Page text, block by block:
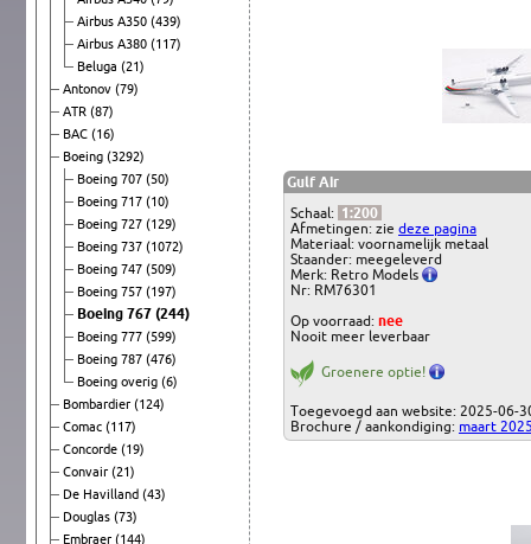
Airbus A350 (439)
Airbus A380 (117)
Beluga (21)
Antonov (79)
ATR (87)
BAC (16)
Boeing (3292)
Boeing 707 (50)
Boeing 717 (10)
Boeing 727 (129)
Boeing 737 (1072)
Boeing 747 (509)
Boeing 757 (197)
Boeing 767 (244)
Boeing 777 (599)
Boeing 787 (476)
Boeing overig (6)
Bombardier (124)
Comac (117)
Concorde (19)
Convair (21)
De Havilland (43)
Douglas (73)
Embraer (144)
Gulf Air
Schaal: 1:200
Afmetingen: zie deze pagina
Materiaal: voornamelijk metaal
Staander: meegeleverd
Merk: Retro Models
Nr: RM76301
Op voorraad: nee
Nooit meer leverbaar
Groenere optie!
Toegevoegd aan website: 2025-06-
Brochure / aankondiging: maart